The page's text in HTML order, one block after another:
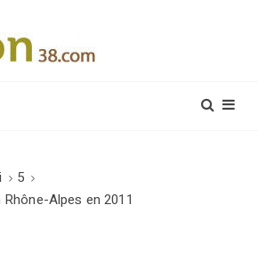
5
Alpes en 2011